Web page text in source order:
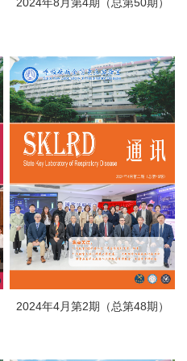
2024年4月第2期（总第48期）